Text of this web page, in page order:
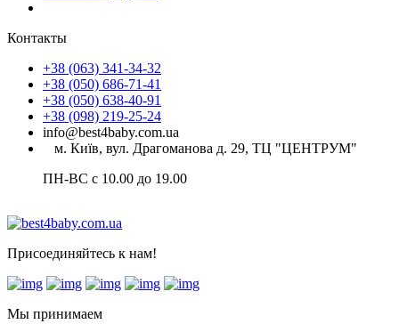
Контакты
+38 (063) 341-34-32
+38 (050) 686-71-41
+38 (050) 638-40-91
+38 (098) 219-25-24
info@best4baby.com.ua
м. Київ, вул. Драгоманова д. 29, ТЦ "ЦЕНТРУМ"
ПН-ВС с 10.00 до 19.00
Присоединяйтесь к нам!
Мы принимаем